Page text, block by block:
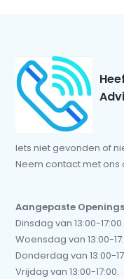
Iets niet gevonden of
Neem contact met ons
Aangepaste
Dinsdag van 13:00-17:00.
Woensdag van 13:00-
Donderdag van 13:00-
Vrijdag van 13:00-17:00.